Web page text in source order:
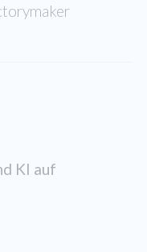
KI auf